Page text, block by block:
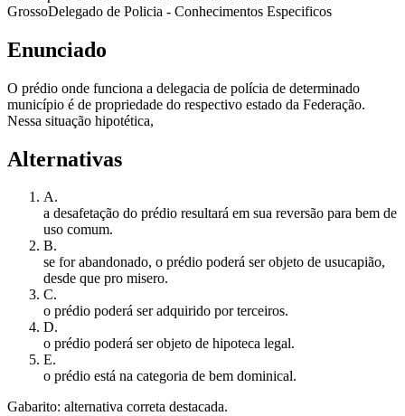
GrossoDelegado de Policia - Conhecimentos Especificos
Enunciado
O prédio onde funciona a delegacia de polícia de determinado
município é de propriedade do respectivo estado da Federação.
Nessa situação hipotética,
Alternativas
A.
a desafetação do prédio resultará em sua reversão para bem de
uso comum.
B.
se for abandonado, o prédio poderá ser objeto de usucapião,
desde que pro misero.
C.
o prédio poderá ser adquirido por terceiros.
D.
o prédio poderá ser objeto de hipoteca legal.
E.
o prédio está na categoria de bem dominical.
Gabarito: alternativa correta destacada.